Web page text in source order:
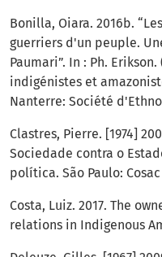
Bonilla, Oiara. 2016b.
guerriers d'un peuple.
Paumari”. In : Ph.
indigénistes et
Nanterre: Société
Clastres, Pierre. [1974]
Sociedade contra o
política. São Paulo: Cosac
Costa, Luiz. 2017. The
relations in Indigenous